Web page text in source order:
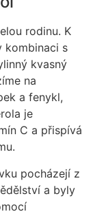
rodinu. K
kombinaci s
kvasný
na
a fenykl,
je
C a přispívá
pocházejí z
a byly